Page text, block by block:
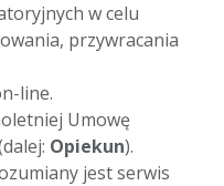
w celu
przywracania
line.
Umowę
Opiekun).
jest serwis